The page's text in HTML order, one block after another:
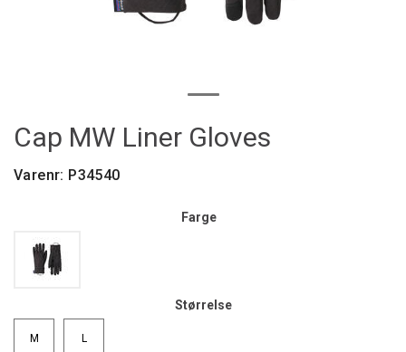
Cap MW Liner Gloves
Varenr: P34540
Farge
Størrelse
M L